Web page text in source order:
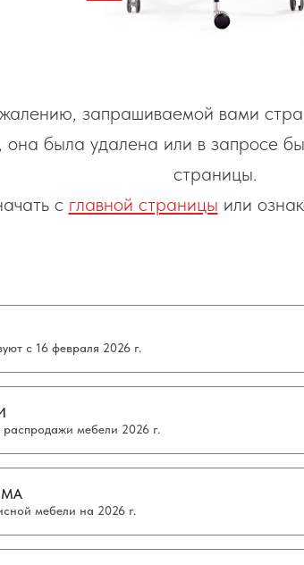
запрашиваемой вами
она была удалена или в запросе
страницы.
с главной страницы или
с 16 февраля 2026 г.
мебели 2026 г.
мебели на 2026 г.